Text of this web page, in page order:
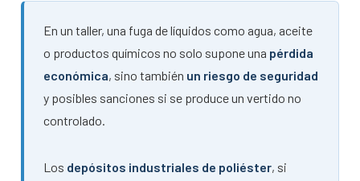
En un taller, una fuga de líquidos como agua, aceite
o productos químicos no solo supone una pérdida
económica, sino también un riesgo de seguridad
y posibles sanciones si se produce un vertido no
controlado.
Los depósitos industriales de poliéster, si